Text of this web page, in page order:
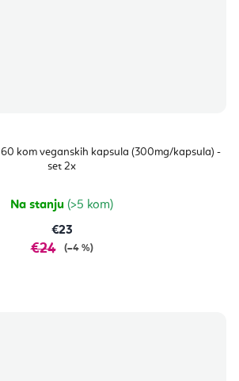
kom veganskih kapsula (300mg/kapsula) -
set 2x
Na stanju (>5 kom)
€23
€24 (–4 %)